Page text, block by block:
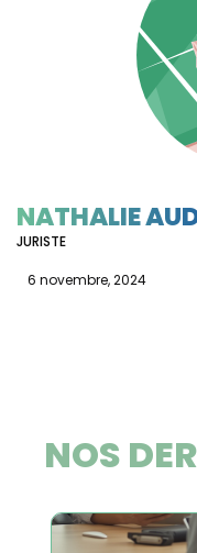
NATHALIE
JURISTE
6 novembre, 2024
NOS